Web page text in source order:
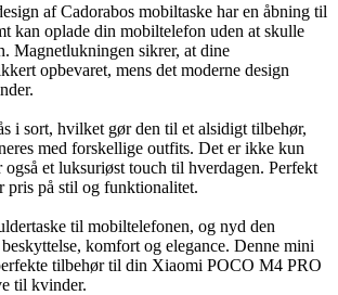
af Cadorabos mobiltaske har en åbning til
kan oplade din mobiltelefon uden at skulle
Magnetlukningen sikrer, at dine
opbevaret, mens det moderne design
i sort, hvilket gør den til et alsidigt tilbehør,
med forskellige outfits. Det er ikke kun
et luksuriøst touch til hverdagen. Perfekt
pris på stil og funktionalitet.
til mobiltelefonen, og nyd den
komfort og elegance. Denne mini
tilbehør til din Xiaomi POCO M4 PRO
til kvinder.